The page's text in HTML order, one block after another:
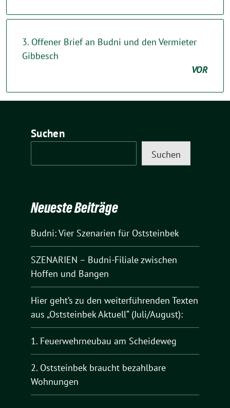
3. Offener Brief an Budni und den Vermieter
Gibbesch
VOR
Suchen
Suchen
Neueste Beiträge
Budni: Vier Szenarien für Oststeinbek
SZENARIEN – Budni-Filiale zwischen
Hoffen und Bangen
Hier geht’s zu den weiterführenden Texten
aus „Oststeinbek Aktuell“ (Juli/August):
1. Feuerwehrneubau am Scheideweg
2. Oststeinbek braucht bezahlbare
Wohnungen